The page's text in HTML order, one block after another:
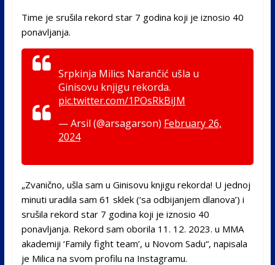
Time je srušila rekord star 7 godina koji je iznosio 40
ponavljanja.
Srpkinja Milics Narančić ušla u
Ginisovu knjigu rekorda.
pic.twitter.com/1POsRkBiJM
— Arsil (@arsagarson) February 26,
2024
„Zvanično, ušla sam u Ginisovu knjigu rekorda! U jednoj
minuti uradila sam 61 sklek (‘sa odbijanjem dlanova’) i
srušila rekord star 7 godina koji je iznosio 40
ponavljanja. Rekord sam oborila 11. 12. 2023. u MMA
akademiji ‘Family fight team’, u Novom Sadu“, napisala
je Milica na svom profilu na Instagramu.